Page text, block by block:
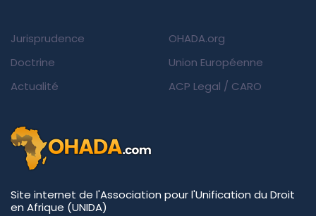
Jurisprudence
Doctrine
Actualité
OHADA.org
Union Européenne
ACP Legal / CARO
Site internet de l'Association pour l'Unification du Droit
en Afrique (UNIDA)